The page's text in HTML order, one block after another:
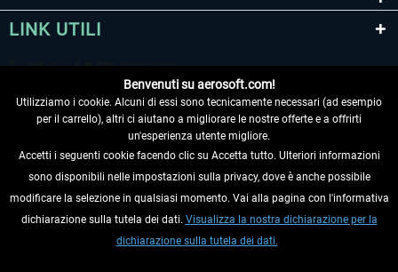
LINK UTILI
RECEDERE DAL CONTRATTO
INFORMAZIONI
Benvenuti su aerosoft.com!
Utilizziamo i cookie. Alcuni di essi sono tecnicamente necessari (ad esempio
per il carrello), altri ci aiutano a migliorare le nostre offerte e a offrirti
un'esperienza utente migliore.
Accetti i seguenti cookie facendo clic su Accetta tutto. Ulteriori informazioni
sono disponibili nelle impostazioni sulla privacy, dove è anche possibile
modificare la selezione in qualsiasi momento. Vai alla pagina con l'informativa
dichiarazione sulla tutela dei dati. Visualizza la nostra dichiarazione per la
dichiarazione sulla tutela dei dati.